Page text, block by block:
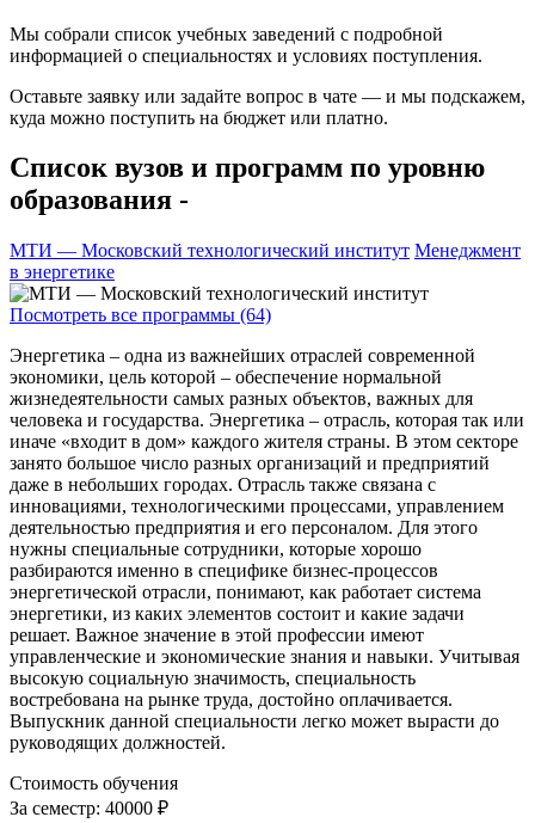
Мы собрали список учебных заведений с подробной
информацией о специальностях и условиях поступления.
Оставьте заявку или задайте вопрос в чате — и мы подскажем,
куда можно поступить на бюджет или платно.
Список вузов и программ по уровню
образования -
МТИ — Московский технологический институт Менеджмент
в энергетике
Посмотреть все программы (64)
Энергетика – одна из важнейших отраслей современной
экономики, цель которой – обеспечение нормальной
жизнедеятельности самых разных объектов, важных для
человека и государства. Энергетика – отрасль, которая так или
иначе «входит в дом» каждого жителя страны. В этом секторе
занято большое число разных организаций и предприятий
даже в небольших городах. Отрасль также связана с
инновациями, технологическими процессами, управлением
деятельностью предприятия и его персоналом. Для этого
нужны специальные сотрудники, которые хорошо
разбираются именно в специфике бизнес-процессов
энергетической отрасли, понимают, как работает система
энергетики, из каких элементов состоит и какие задачи
решает. Важное значение в этой профессии имеют
управленческие и экономические знания и навыки. Учитывая
высокую социальную значимость, специальность
востребована на рынке труда, достойно оплачивается.
Выпускник данной специальности легко может вырасти до
руководящих должностей.
Стоимость обучения
За семестр: 40000 ₽